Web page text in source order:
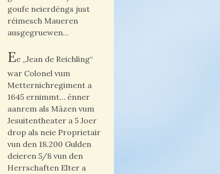
goufe neierdéngs just
réimesch Maueren
ausgegruewen...
Ee „Jean de Reichling“
war Colonel vum
Metternichregiment a
1645 ernimmt… ënner
aanrem als Mäzen vum
Jesuitentheater a 5 Joer
drop als neie Proprietair
vun den 18.200 Gulden
deieren 5/8 vun den
Herrschaften Elter a